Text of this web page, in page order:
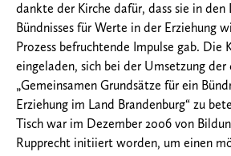
dankte der Kirche dafür, dass sie in
Bündnisses für Werte in der Erziehung
Prozess befruchtende Impulse gab. Die
eingeladen, sich bei der Umsetzung
„Gemeinsamen Grundsätze für ein
Erziehung im Land Brandenburg“ zu
Tisch war im Dezember 2006 von
Rupprecht initiiert worden, um einen